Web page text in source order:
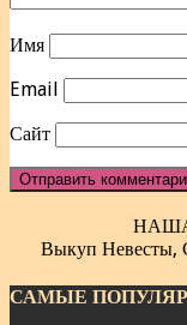
Имя
Email
Сайт
Выкуп Невесты,
САМЫЕ